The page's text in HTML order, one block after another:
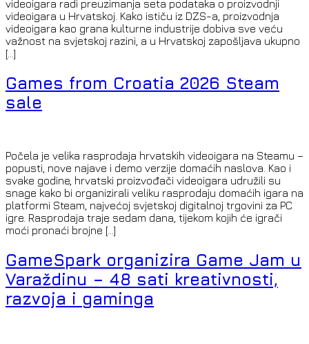
videoigara radi preuzimanja seta podataka o proizvodnji
videoigara u Hrvatskoj. Kako ističu iz DZS-a, proizvodnja
videoigara kao grana kulturne industrije dobiva sve veću
važnost na svjetskoj razini, a u Hrvatskoj zapošljava ukupno
[…]
Games from Croatia 2026 Steam
sale
Počela je velika rasprodaja hrvatskih videoigara na Steamu –
popusti, nove najave i demo verzije domaćih naslova. Kao i
svake godine, hrvatski proizvođači videoigara udružili su
snage kako bi organizirali veliku rasprodaju domaćih igara na
platformi Steam, najvećoj svjetskoj digitalnoj trgovini za PC
igre. Rasprodaja traje sedam dana, tijekom kojih će igrači
moći pronaći brojne […]
GameSpark organizira Game Jam u
Varaždinu – 48 sati kreativnosti,
razvoja i gaminga